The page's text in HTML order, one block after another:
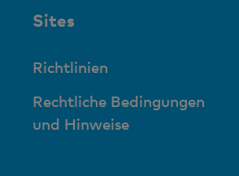
Sites
Richtlinien
Rechtliche Bedingungen
und Hinweise